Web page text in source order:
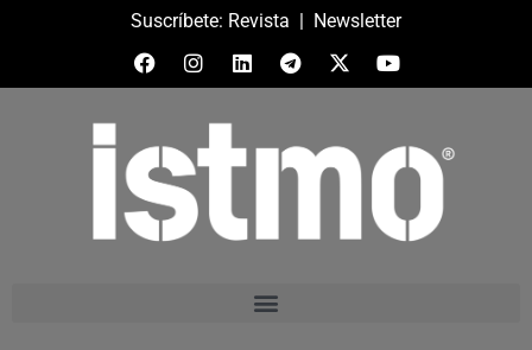
Suscríbete: Revista | Newsletter